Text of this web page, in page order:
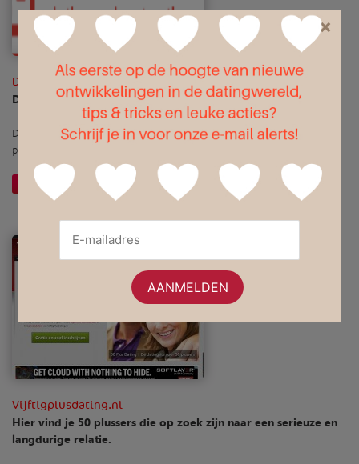
Datebord
Dating Advertentie Prikbord
Deze datingsite is anders dan alle anderen. Hier plaats je gewoon je
prikkertje en je bent klaar om te daten!
Website openen Meer informatie
Vijftigplusdating.nl
Hier vind je 50 plussers die op zoek zijn naar een serieuze en
langdurige relatie.
×